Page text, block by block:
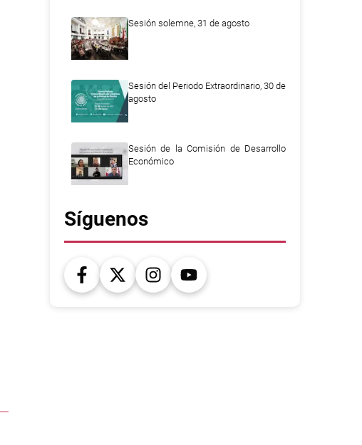
Sesión solemne, 31 de agosto
Sesión del Periodo Extraordinario, 30 de
agosto
Sesión de la Comisión de Desarrollo
Económico
Síguenos